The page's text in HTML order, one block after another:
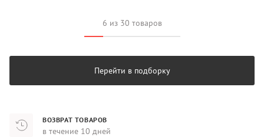
6 из 30 товаров
Перейти в подборку
ВОЗВРАТ ТОВАРОВ
в течение 10 дней